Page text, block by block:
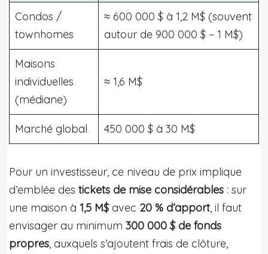
Condos /
townhomes
≈ 600 000 $ à 1,2 M$ (souvent
autour de 900 000 $ – 1 M$)
Maisons
individuelles
(médiane)
≈ 1,6 M$
Marché global 450 000 $ à 30 M$
Pour un investisseur, ce niveau de prix implique
d’emblée des tickets de mise considérables : sur
une maison à 1,5 M$avec 20 % d’apport, il faut
envisager au minimum 300 000 $ de fonds
propres, auxquels s’ajoutent frais de clôture,